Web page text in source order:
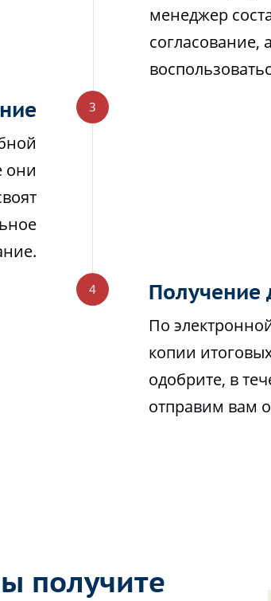
менеджер
они
Получение
По
копии
одобрите, в
отправим вам
получите